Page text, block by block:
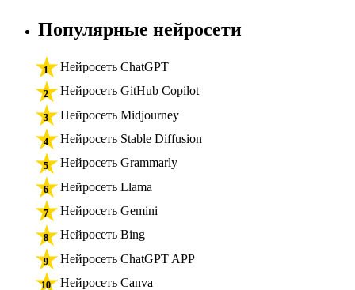
Популярные нейросети
Нейросеть ChatGPT
Нейросеть GitHub Copilot
Нейросеть Midjourney
Нейросеть Stable Diffusion
Нейросеть Grammarly
Нейросеть Llama
Нейросеть Gemini
Нейросеть Bing
Нейросеть ChatGPT APP
Нейросеть Canva